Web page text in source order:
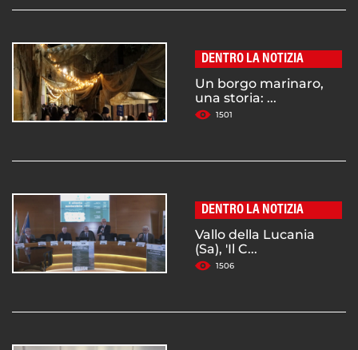
DENTRO LA NOTIZIA
Un borgo marinaro,
una storia: ...
1501
DENTRO LA NOTIZIA
Vallo della Lucania
(Sa), 'Il C...
1506